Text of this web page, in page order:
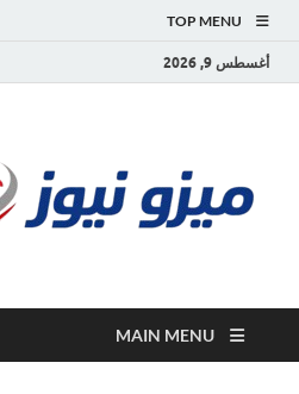
TOP MENU
أغسطس 9, 2026
MAIN MENU